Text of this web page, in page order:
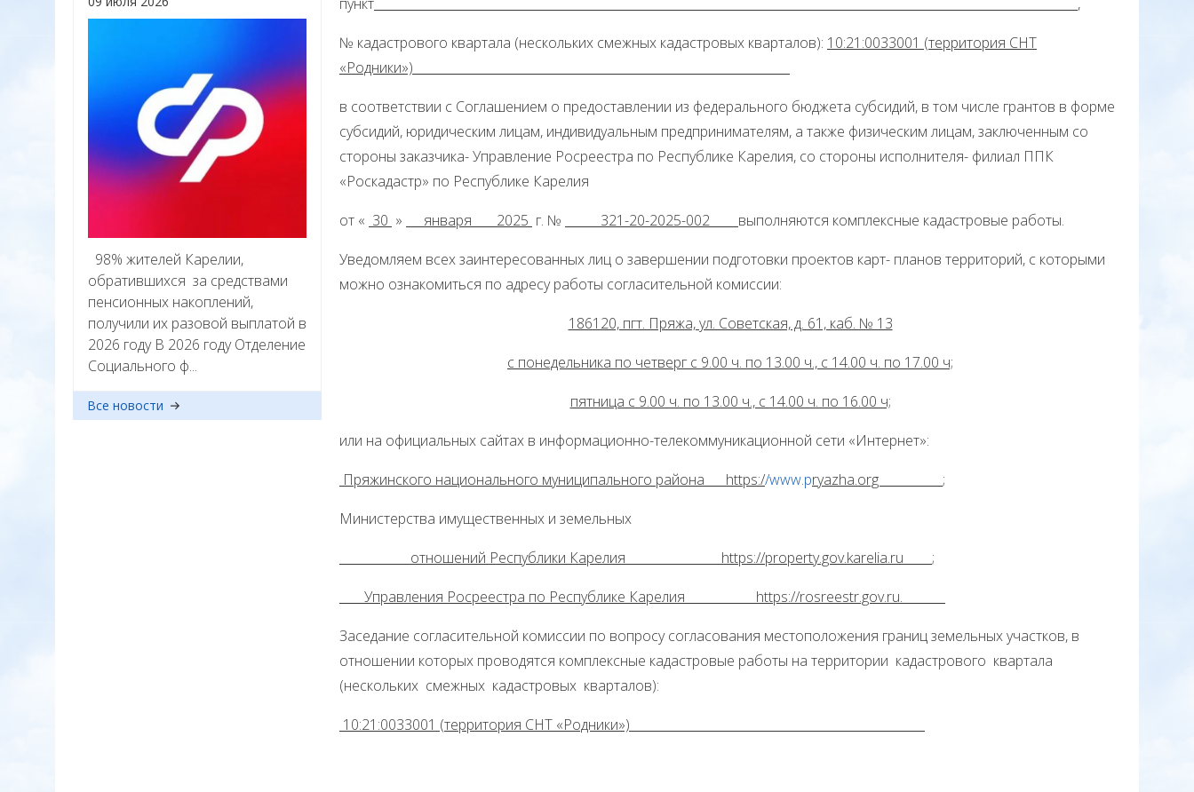
98% жителей Карелии,
обратившихся за средствами
пенсионных накоплений,
получили их разовой выплатой в
2026 году В 2026 году Отделение
Социального ф...
Все новости
№ кадастрового квартала (нескольких смежных кадастровых кварталов): 10:21:0033001 (территория СНТ
«Родники»)
в соответствии с Соглашением о предоставлении из федерального бюджета субсидий, в том числе грантов в форме
субсидий, юридическим лицам, индивидуальным предпринимателям, а также физическим лицам, заключенным со
стороны заказчика- Управление Росреестра по Республике Карелия, со стороны исполнителя- филиал ППК
«Роскадастр» по Республике Карелия
от « 30 » января 2025 г. № 321-20-2025-002 выполняются комплексные кадастровые работы.
Уведомляем всех заинтересованных лиц о завершении подготовки проектов карт- планов территорий, с которыми
можно ознакомиться по адресу работы согласительной комиссии:
186120, пгт. Пряжа, ул. Советская, д. 61, каб. № 13
с понедельника по четверг с 9.00 ч. по 13.00 ч., с 14.00 ч. по 17.00 ч;
пятница с 9.00 ч. по 13.00 ч., с 14.00 ч. по 16.00 ч;
или на официальных сайтах в информационно-телекоммуникационной сети «Интернет»:
Пряжинского национального муниципального района https://www.pryazha.org ;
Министерства имущественных и земельных
отношений Республики Карелия
https://property.gov.karelia.ru ;
Управления Росреестра по Республике Карелия
https://rosreestr.gov.ru.
Заседание согласительной комиссии по вопросу согласования местоположения границ земельных участков, в
отношении которых проводятся комплексные кадастровые работы на территории кадастрового квартала
(нескольких смежных кадастровых кварталов):
10:21:0033001 (территория СНТ «Родники»)